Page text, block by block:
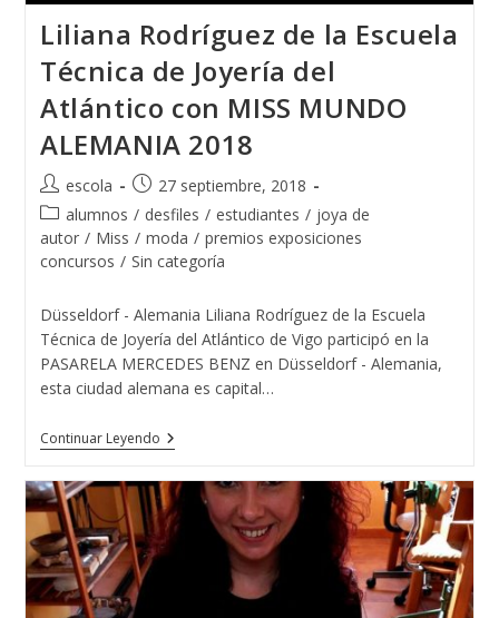
Liliana Rodríguez de la Escuela
Técnica de Joyería del
Atlántico con MISS MUNDO
ALEMANIA 2018
Autor
de
la
entrada:
escola
Publicación
de
la
entrada:
27 septiembre, 2018
Categoría
de
la
alumnos / desfiles / estudiantes / joya de
autor / Miss / moda / premios exposiciones
concursos / Sin categoría
Düsseldorf - Alemania Liliana Rodríguez de la Escuela
Técnica de Joyería del Atlántico de Vigo participó en la
PASARELA MERCEDES BENZ en Düsseldorf - Alemania,
esta ciudad alemana es capital…
Continuar LeyendoLiliana
Rodríguez
La
Escuela
Técnica
De
Joyería